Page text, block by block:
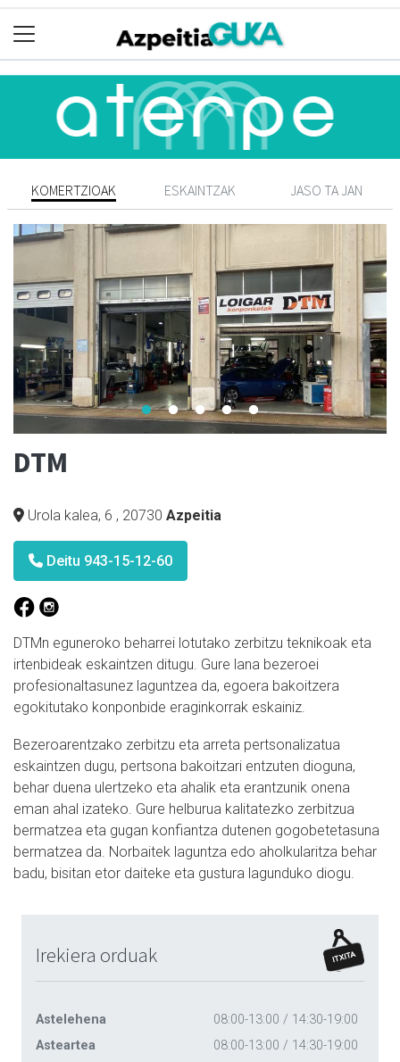
KOMERTZIOAK ESKAINTZAK JASO TA JAN
DTM
Urola kalea, 6 , 20730 Azpeitia
Deitu 943-15-12-60
DTMn eguneroko beharrei lotutako zerbitzu teknikoak eta
irtenbideak eskaintzen ditugu. Gure lana bezeroei
profesionaltasunez laguntzea da, egoera bakoitzera
egokitutako konponbide eraginkorrak eskainiz.
Bezeroarentzako zerbitzu eta arreta pertsonalizatua
eskaintzen dugu, pertsona bakoitzari entzuten dioguna,
behar duena ulertzeko eta ahalik eta erantzunik onena
eman ahal izateko. Gure helburua kalitatezko zerbitzua
bermatzea eta gugan konfiantza dutenen gogobetetasuna
bermatzea da. Norbaitek laguntza edo aholkularitza behar
badu, bisitan etor daiteke eta gustura lagunduko diogu.
Irekiera orduak
Astelehena
08:00-13:00 / 14:30-19:00
Asteartea
08:00-13:00 / 14:30-19:00